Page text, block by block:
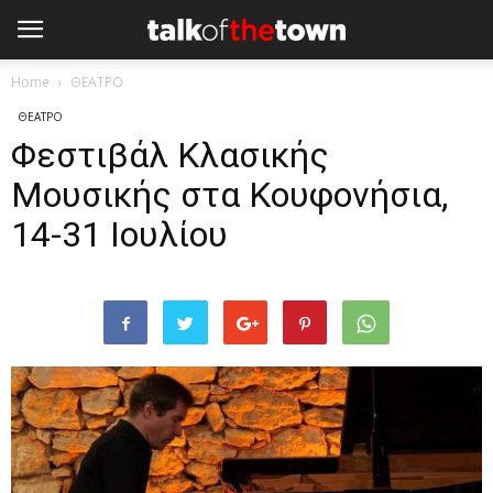
Home ΘΕΑΤΡΟ
ΘΕΑΤΡΟ
Φεστιβάλ Κλασικής
Μουσικής στα Κουφονήσια,
14-31 Ιουλίου